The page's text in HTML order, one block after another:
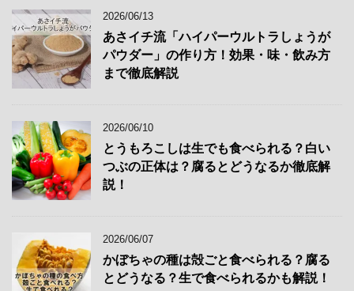
2026/06/13
あさイチ流「ハイパーウルトラしょうが
パウダー」の作り方！効果・味・飲み方
まで徹底解説
2026/06/10
とうもろこしは生でも食べられる？白い
つぶの正体は？腐るとどうなるか徹底解
説！
2026/06/07
かぼちゃの種は殻ごと食べられる？腐る
とどうなる？生で食べられるかも解説！